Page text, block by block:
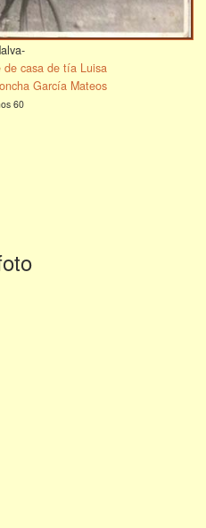
de casa de tía Luisa
García Mateos
60